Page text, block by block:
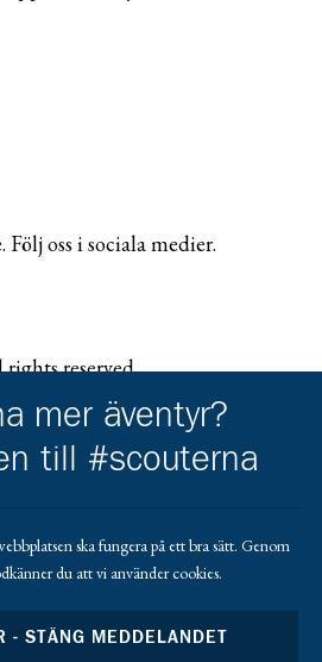
Följ oss i sociala medier.
reserved.
mer äventyr?
till #scouterna
ska fungera på ett bra sätt. Genom
du att vi använder cookies.
- STÄNG MEDDELANDET